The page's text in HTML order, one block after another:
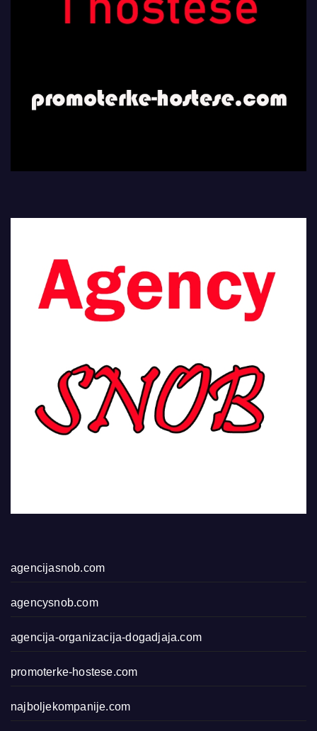
agencijasnob.com
agencysnob.com
agencija-organizacija-dogadjaja.com
promoterke-hostese.com
najboljekompanije.com